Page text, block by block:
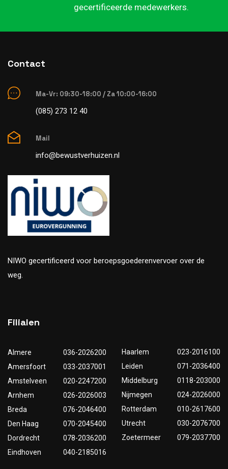
gecertificeerde medewerkers.
Contact
Ma-Vr: 09:30-18:00 / Za 10:00-16:00
(085) 273 12 40
Mail
info@bewustverhuizen.nl
NIWO gecertificeerd voor beroepsgoederenvervoer over de
weg.
Filialen
Almere
036-2026200
Amersfoort
033-2037001
Amstelveen
020-2247200
Arnhem
026-2026003
Breda
076-2046400
Den Haag
070-2045400
Dordrecht
078-2036200
Eindhoven
040-2185016
Haarlem
023-2016100
Leiden
071-2036400
Middelburg
0118-203000
Nijmegen
024-2026000
Rotterdam
010-2617600
Utrecht
030-2076700
Zoetermeer
079-2037700